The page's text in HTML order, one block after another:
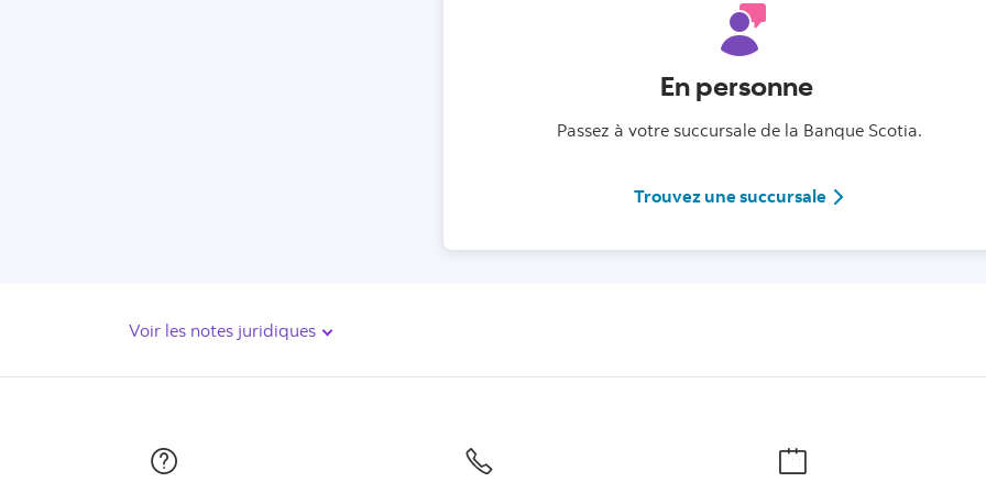
En personne
Passez à votre succursale de la Banque Scotia.
Trouvez une succursaleTrouvez une
Voir les notes juridiques